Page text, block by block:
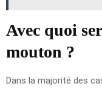
Avec quoi
mouton ?
Dans la majorité des